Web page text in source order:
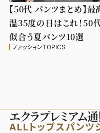
【50代 パンツまとめ】最
温35度の日はこれ！50
似合う夏パンツ10選
ファッションTOPICS
エクラプレミアム
ALLトップス パンツ